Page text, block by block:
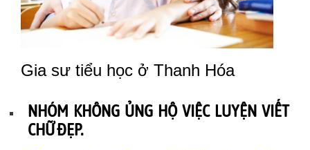
Gia sư tiểu học ở Thanh Hóa
NHÓM KHÔNG ỦNG HỘ VIỆC LUYỆN VIẾT
CHỮ ĐẸP.